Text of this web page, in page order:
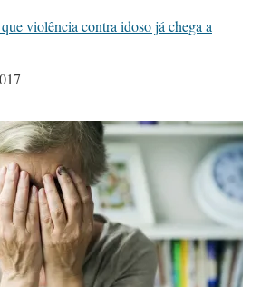
violência contra idoso já chega a